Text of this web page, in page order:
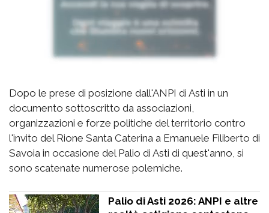
Dopo le prese di posizione dall'ANPI di Asti in un
documento sottoscritto da associazioni,
organizzazioni e forze politiche del territorio contro
l'invito del Rione Santa Caterina a Emanuele Filiberto di
Savoia in occasione del Palio di Asti di quest'anno, si
sono scatenate numerose polemiche.
Palio di Asti 2026: ANPI e altre